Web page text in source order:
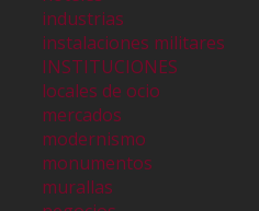
industrias
instalaciones militares
INSTITUCIONES
locales de ocio
mercados
modernismo
monumentos
murallas